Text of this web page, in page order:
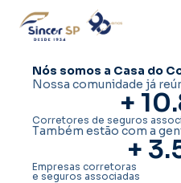
Nós somos a Casa do
Nossa comunidade já
+
Corretores de seguros
Também estão com a
+
Empresas corretoras
e seguros associadas